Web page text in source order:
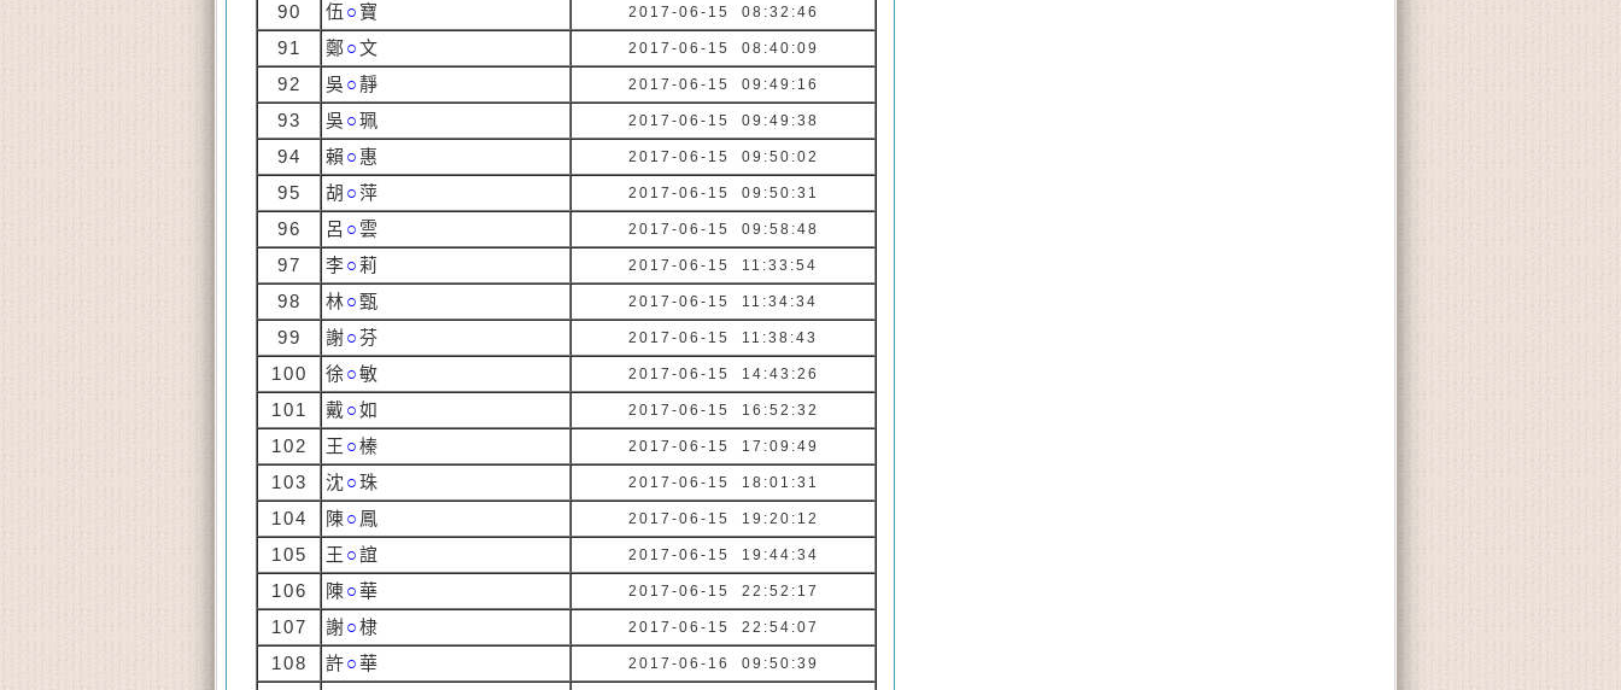
90 伍 ○ 寶 2017-06-15 08:32:46
91 鄭○文 2017-06-15 08:40:09
92 吳○靜 2017-06-15 09:49:16
93 吳○珮 2017-06-15 09:49:38
94 賴 ○ 惠 2017-06-15 09:50:02
95 胡 ○ 萍 2017-06-15 09:50:31
96 呂 ○雲 2017-06-15 09:58:48
97 李○ 莉 2017-06-15 11:33:54
98 林○甄 2017-06-15 11:34:34
99 謝○芬 2017-06-15 11:38:43
100 徐○敏 2017-06-15 14:43:26
101 戴 ○如 2017-06-15 16:52:32
102 王 ○榛 2017-06-15 17:09:49
103 沈○珠 2017-06-15 18:01:31
104 陳○ 鳳 2017-06-15 19:20:12
105 王 ○誼 2017-06-15 19:44:34
106 陳○華 2017-06-15 22:52:17
107 謝○棣 2017-06-15 22:54:07
108 許○華 2017-06-16 09:50:39